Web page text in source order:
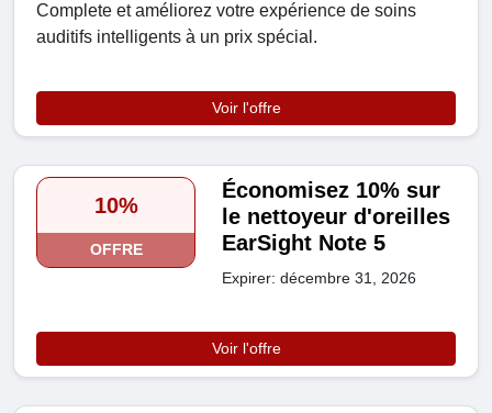
Complete et améliorez votre expérience de soins
auditifs intelligents à un prix spécial.
Voir l'offre
10%
OFFRE
Économisez 10% sur
le nettoyeur d'oreilles
EarSight Note 5
Expirer: décembre 31, 2026
Voir l'offre